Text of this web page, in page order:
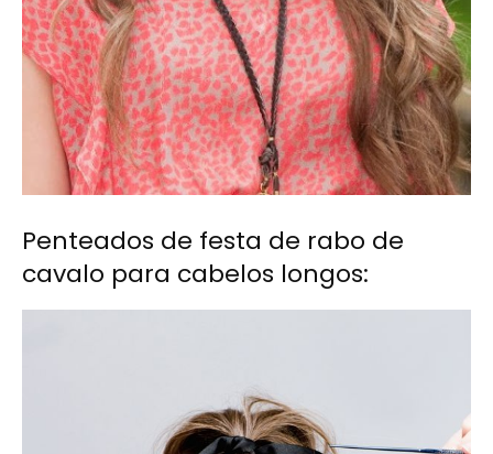
Penteados de festa de rabo de
cavalo para cabelos longos: